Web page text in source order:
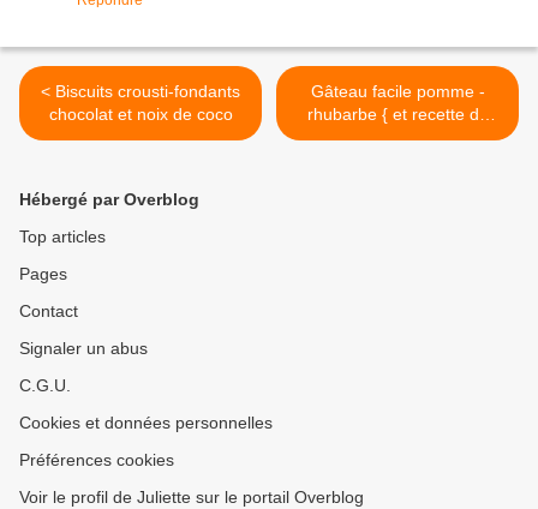
< Biscuits crousti-fondants
chocolat et noix de coco
Gâteau facile pomme -
rhubarbe { et recette de
base à accommoder selon
Hébergé par Overblog
Top articles
Pages
Contact
Signaler un abus
C.G.U.
Cookies et données personnelles
Préférences cookies
Voir le profil de Juliette sur le portail Overblog